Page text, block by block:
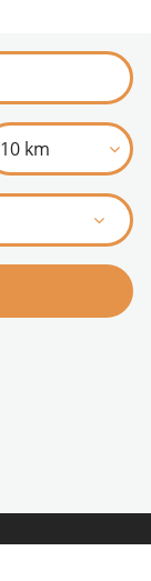
10 km